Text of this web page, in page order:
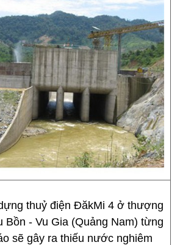
thuỷ điện ĐăkMi 4 ở thượng
Bồn - Vu Gia (Quảng Nam) từng
sẽ gây ra thiếu nước nghiêm